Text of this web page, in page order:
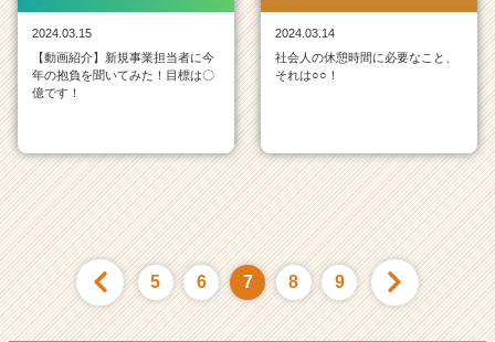
2024.03.15
【動画紹介】新規事業担当者に今
年の抱負を聞いてみた！目標は〇
億です！
2024.03.14
社会人の休憩時間に必要なこと、
それは○○！
5 6 7 8 9